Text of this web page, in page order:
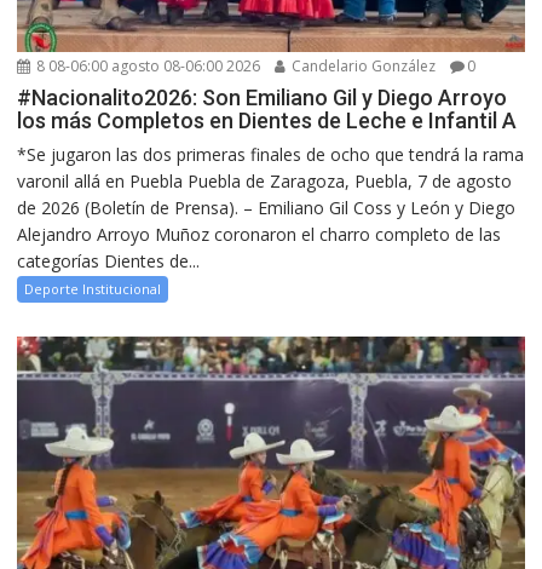
8 08-06:00 agosto 08-06:00 2026 Candelario González 0
#Nacionalito2026: Son Emiliano Gil y Diego Arroyo
los más Completos en Dientes de Leche e Infantil A
*Se jugaron las dos primeras finales de ocho que tendrá la rama
varonil allá en Puebla Puebla de Zaragoza, Puebla, 7 de agosto
de 2026 (Boletín de Prensa). – Emiliano Gil Coss y León y Diego
Alejandro Arroyo Muñoz coronaron el charro completo de las
categorías Dientes de...
Deporte Institucional